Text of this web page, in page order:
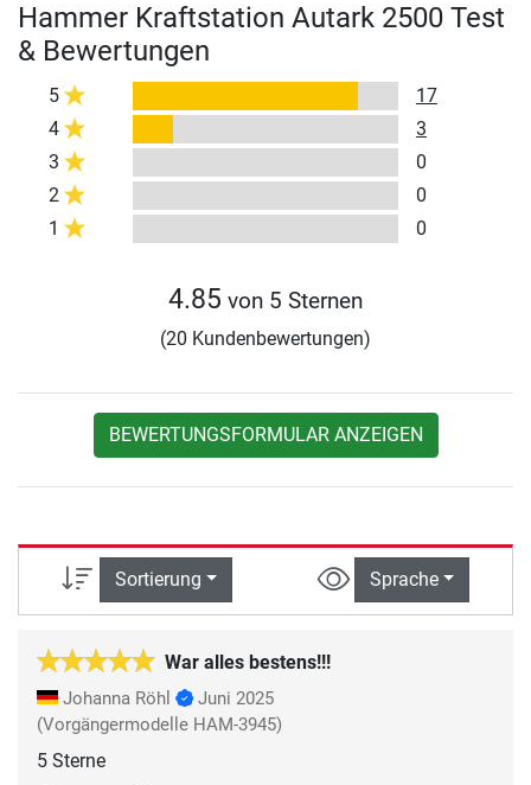
Hammer Kraftstation Autark 2500 Test
& Bewertungen
5
17
4
3
3
0
2
0
1
0
4.85 von 5 Sternen
(20 Kundenbewertungen)
BEWERTUNGSFORMULAR ANZEIGEN
Sortierung Sprache
War alles bestens!!!
Johanna Röhl
Juni 2025
(Vorgängermodelle HAM-3945)
5 Sterne